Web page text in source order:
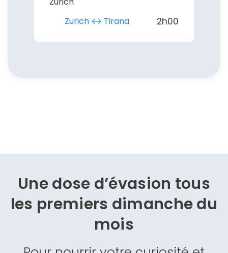
Zurich ↔︎ Tirana
2h00
Une dose d’évasion tous
les premiers dimanche du
mois